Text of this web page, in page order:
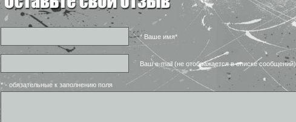
* Ваше имя*
Ваш e-mail (не отображается в списке сообщений)
* - обязательные к заполнению поля